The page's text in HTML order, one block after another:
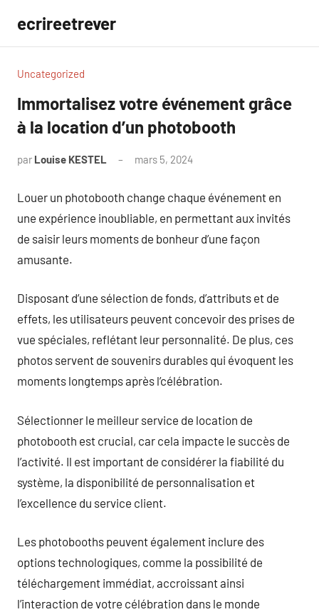
contenu
ecrireetrever
Uncategorized
Immortalisez votre événement grâce
à la location d’un photobooth
par Louise KESTEL mars 5, 2024
Louer un photobooth change chaque événement en
une expérience inoubliable, en permettant aux invités
de saisir leurs moments de bonheur d’une façon
amusante.
Disposant d’une sélection de fonds, d’attributs et de
effets, les utilisateurs peuvent concevoir des prises de
vue spéciales, reflétant leur personnalité. De plus, ces
photos servent de souvenirs durables qui évoquent les
moments longtemps après l’célébration.
Sélectionner le meilleur service de location de
photobooth est crucial, car cela impacte le succès de
l’activité. Il est important de considérer la fiabilité du
système, la disponibilité de personnalisation et
l’excellence du service client.
Les photobooths peuvent également inclure des
options technologiques, comme la possibilité de
téléchargement immédiat, accroissant ainsi
l’interaction de votre célébration dans le monde